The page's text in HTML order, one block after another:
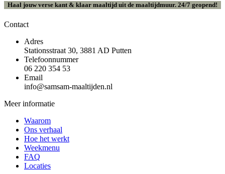
Haal jouw verse kant & klaar maaltijd uit de maaltijdmuur. 24/7 geopend!
Contact
Adres
Stationsstraat 30, 3881 AD Putten
Telefoonnummer
06 220 354 53
Email
info@samsam-maaltijden.nl
Meer informatie
Waarom
Ons verhaal
Hoe het werkt
Weekmenu
FAQ
Locaties